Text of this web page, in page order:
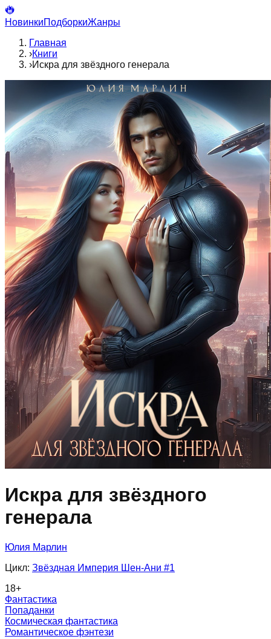
НовинкиПодборкиЖанры
Главная
›Книги
›Искра для звёздного генерала
Искра для звёздного
генерала
Юлия Марлин
Цикл: Звёздная Империя Шен-Ани #1
18+
Фантастика
Попаданки
Космическая фантастика
Романтическое фэнтези